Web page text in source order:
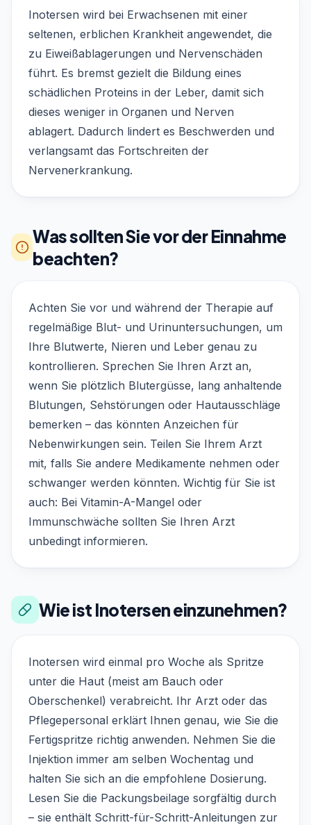
Inotersen wird bei Erwachsenen mit einer
seltenen, erblichen Krankheit angewendet, die
zu Eiweißablagerungen und Nervenschäden
führt. Es bremst gezielt die Bildung eines
schädlichen Proteins in der Leber, damit sich
dieses weniger in Organen und Nerven
ablagert. Dadurch lindert es Beschwerden und
verlangsamt das Fortschreiten der
Nervenerkrankung.
Was sollten Sie vor der Einnahme
beachten?
Achten Sie vor und während der Therapie auf
regelmäßige Blut- und Urinuntersuchungen, um
Ihre Blutwerte, Nieren und Leber genau zu
kontrollieren. Sprechen Sie Ihren Arzt an,
wenn Sie plötzlich Blutergüsse, lang anhaltende
Blutungen, Sehstörungen oder Hautausschläge
bemerken – das könnten Anzeichen für
Nebenwirkungen sein. Teilen Sie Ihrem Arzt
mit, falls Sie andere Medikamente nehmen oder
schwanger werden könnten. Wichtig für Sie ist
auch: Bei Vitamin-A-Mangel oder
Immunschwäche sollten Sie Ihren Arzt
unbedingt informieren.
Wie ist Inotersen einzunehmen?
Inotersen wird einmal pro Woche als Spritze
unter die Haut (meist am Bauch oder
Oberschenkel) verabreicht. Ihr Arzt oder das
Pflegepersonal erklärt Ihnen genau, wie Sie die
Fertigspritze richtig anwenden. Nehmen Sie die
Injektion immer am selben Wochentag und
halten Sie sich an die empfohlene Dosierung.
Lesen Sie die Packungsbeilage sorgfältig durch
– sie enthält Schritt-für-Schritt-Anleitungen zur